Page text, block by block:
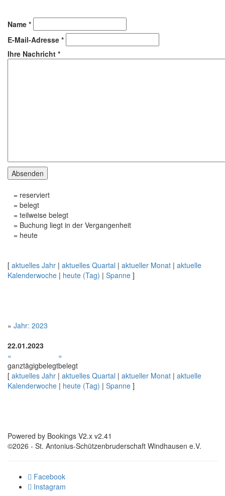
Name *
E-Mail-Adresse *
Ihre Nachricht *
Absenden
= reserviert
= belegt
= teilweise belegt
= Buchung liegt in der Vergangenheit
= heute
[ aktuelles Jahr | aktuelles Quartal | aktueller Monat | aktuelle
Kalenderwoche | heute (Tag) | Spanne ]
» Jahr: 2023
22.01.2023
«
»
ganztägigbelegtbelegt
[ aktuelles Jahr | aktuelles Quartal | aktueller Monat | aktuelle
Kalenderwoche | heute (Tag) | Spanne ]
Powered by Bookings V2.x v2.41
©2026 - St. Antonius-Schützenbruderschaft Windhausen e.V.
Facebook
Instagram